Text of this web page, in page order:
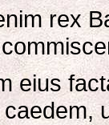
rex
eius